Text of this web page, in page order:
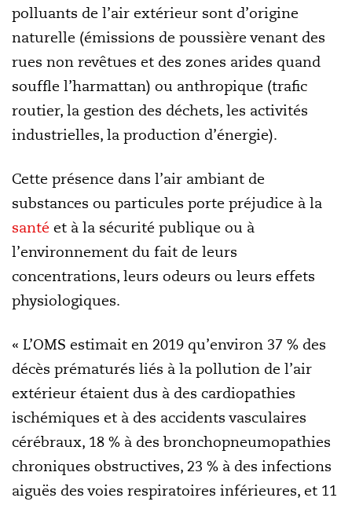
polluants de l’air extérieur sont d’origine
naturelle (émissions de poussière venant des
rues non revêtues et des zones arides quand
souffle l’harmattan) ou anthropique (trafic
routier, la gestion des déchets, les activités
industrielles, la production d’énergie).
Cette présence dans l’air ambiant de
substances ou particules porte préjudice à la
santé et à la sécurité publique ou à
l’environnement du fait de leurs
concentrations, leurs odeurs ou leurs effets
physiologiques.
« L’OMS estimait en 2019 qu’environ 37 % des
décès prématurés liés à la pollution de l’air
extérieur étaient dus à des cardiopathies
ischémiques et à des accidents vasculaires
cérébraux, 18 % à des bronchopneumopathies
chroniques obstructives, 23 % à des infections
aiguës des voies respiratoires inférieures, et 11